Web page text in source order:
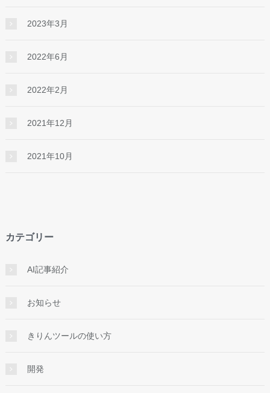
2023年3月
2022年6月
2022年2月
2021年12月
2021年10月
カテゴリー
AI記事紹介
お知らせ
きりんツールの使い方
開発